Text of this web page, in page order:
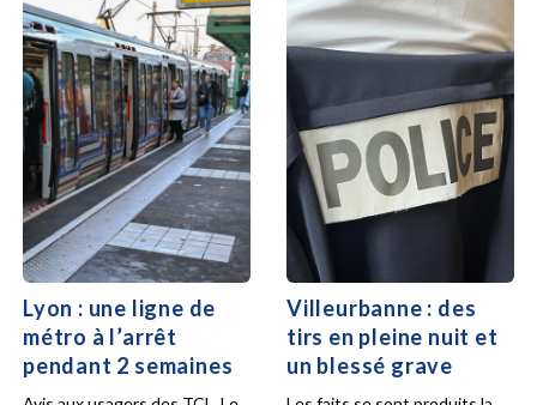
Lyon : une ligne de
métro à l’arrêt
pendant 2 semaines
Villeurbanne : des
tirs en pleine nuit et
un blessé grave